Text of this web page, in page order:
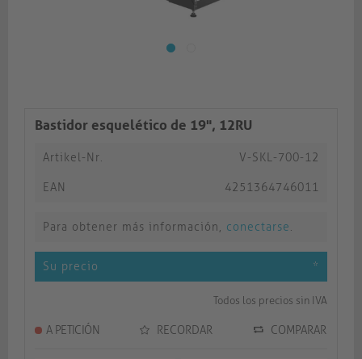
Bastidor esquelético de 19", 12RU
Artikel-Nr. V-SKL-700-12
EAN 4251364746011
Para obtener más información, conectarse.
Su precio *
Todos los precios sin IVA
A PETICIÓN RECORDAR COMPARAR